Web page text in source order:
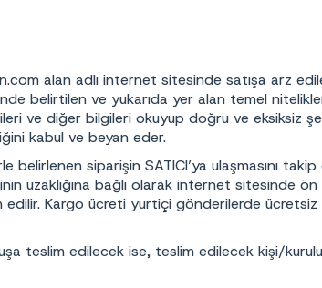
alan adlı internet sitesinde satışa arz
belirtilen ve yukarıda yer alan temel
ve diğer bilgileri okuyup doğru ve eksiksiz
kabul ve beyan eder.
siparişin SATICI’ya ulaşmasını
uzaklığına bağlı olarak internet sitesinde
Kargo ücreti yurtiçi gönderilerde ücretsiz
teslim edilecek ise, teslim edilecek kişi/